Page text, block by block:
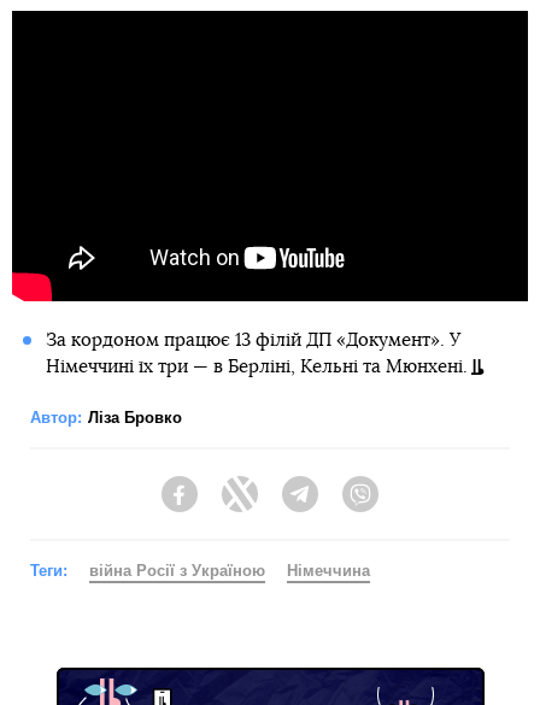
За кордоном працює 13 філій ДП «Документ». У
Німеччині їх три — в Берліні, Кельні та Мюнхені.
Автор: Ліза Бровко
FacebookTwitter Telegram
Теги: війна Росії з Україною Німеччина